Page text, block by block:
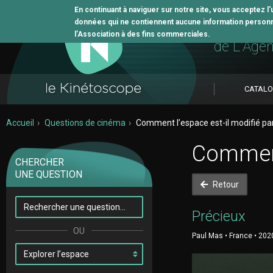
En continuant à naviguer sur notre site, vous
données qui ne contiennent aucune information
l’Association à des fins commerciales. L'outil
de
Accueil Questions de cinéma Comment l’espace est-il modifié
CHERCHER
UNE QUESTION
Retour
Précieux
Paul Mas • France •